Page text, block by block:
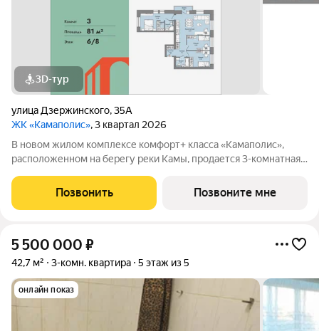
3D-тур
улица Дзержинского,35А
ЖК «Камаполис», 3 квартал 2026
В новом жилом комплексе комфорт+ класса «Камаполис»,
расположенном на берегу реки Камы, продается 3-комнатная
Девелопер проекта «Железно». Транспортная доступность
Трамвайная остановка
Позвонить Позвоните мне
5 500 000 ₽
42,7 м² 3-комн. квартира 5 этаж из 5
онлайн показ